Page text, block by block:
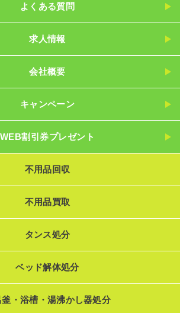
よくある質問
求人情報
会社概要
キャンペーン
WEB割引券プレゼント
不用品回収
不用品買取
タンス処分
ベッド解体処分
釜・浴槽・湯沸かし器処分